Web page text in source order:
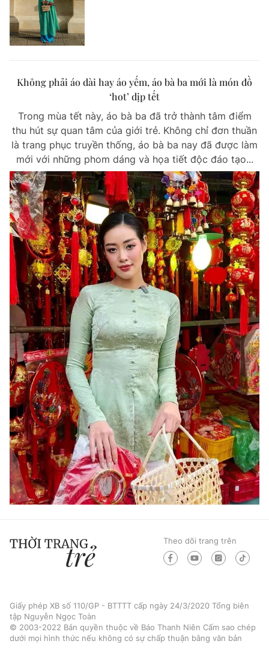
Không phải áo dài hay áo yếm, áo bà ba mới là món đồ
‘hot’ dịp tết
Trong mùa tết này, áo bà ba đã trở thành tâm điểm
thu hút sự quan tâm của giới trẻ. Không chỉ đơn thuần
là trang phục truyền thống, áo bà ba nay đã được làm
mới với những phom dáng và họa tiết độc đáo tạo...
Theo dõi trang trên
Giấy phép XB số 110/GP - BTTTT cấp ngày 24/3/2020 Tổng biên
tập Nguyễn Ngọc Toàn
© 2003-2022 Bản quyền thuộc về Báo Thanh Niên Cấm sao chép
dưới mọi hình thức nếu không có sự chấp thuận bằng văn bản